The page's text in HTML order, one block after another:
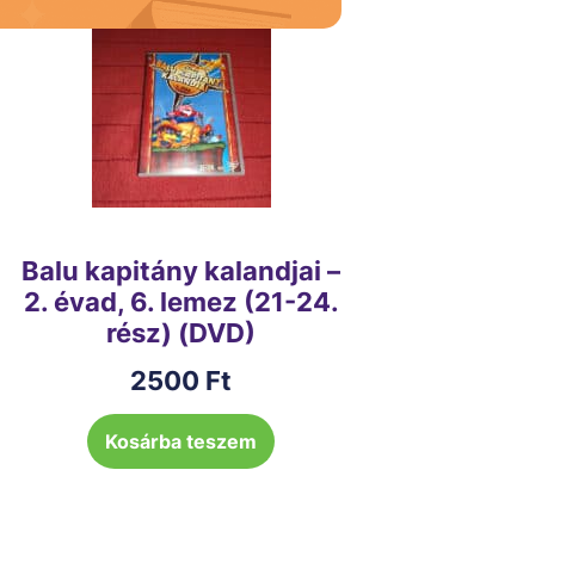
Balu kapitány kalandjai –
2. évad, 6. lemez (21-24.
rész) (DVD)
2500 Ft
Kosárba teszem